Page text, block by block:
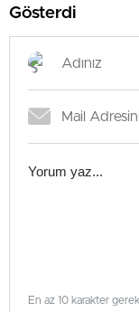
Gösterdi
En az 10 karakter